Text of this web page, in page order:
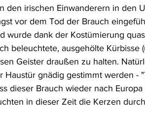
den irischen Einwanderern in den
vor dem Tod der Brauch
wurde dank der Kostümierung
beleuchtete, ausgehölte Kürbisse
Geister draußen zu halten.
Haustür gnädig gestimmt werden -
dieser Brauch wieder nach
in dieser Zeit die Kerzen